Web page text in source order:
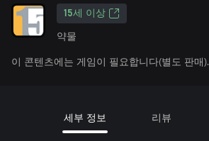
15세 이상
약물
이 콘텐츠에는 게임이 필요합니다(별도 판매).
세부 정보 리뷰